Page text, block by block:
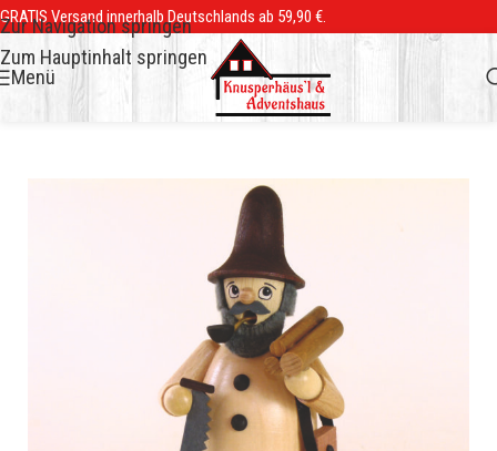
Zur Navigation springen
Zum Hauptinhalt springen
GRATIS Versand innerhalb Deutschlands ab 59,90 €.
Menü